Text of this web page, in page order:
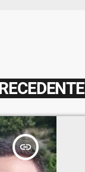
insert_link